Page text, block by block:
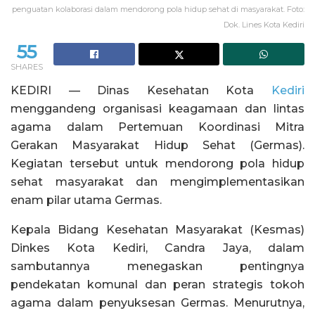
penguatan kolaborasi dalam mendorong pola hidup sehat di masyarakat. Foto:
Dok. Lines Kota Kediri
55
SHARES
KEDIRI — Dinas Kesehatan Kota
Kediri
menggandeng organisasi keagamaan dan lintas
agama dalam Pertemuan Koordinasi Mitra
Gerakan Masyarakat Hidup Sehat (Germas).
Kegiatan tersebut untuk mendorong pola hidup
sehat masyarakat dan mengimplementasikan
enam pilar utama Germas.
Kepala Bidang Kesehatan Masyarakat (Kesmas)
Dinkes Kota Kediri, Candra Jaya, dalam
sambutannya menegaskan pentingnya
pendekatan komunal dan peran strategis tokoh
agama dalam penyuksesan Germas. Menurutnya,